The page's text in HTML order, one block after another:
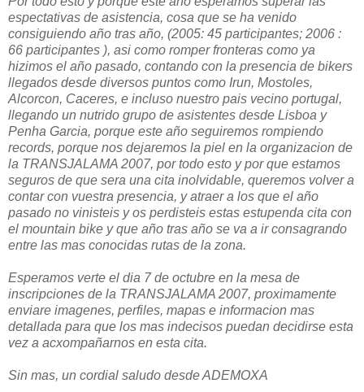
espectativas de asistencia, cosa que se ha venido
consiguiendo año tras año, (2005: 45 participantes; 2006 :
66 participantes ), asi como romper fronteras como ya
hizimos el año pasado, contando con la presencia de bikers
llegados desde diversos puntos como Irun, Mostoles,
Alcorcon, Caceres, e incluso nuestro pais vecino portugal,
llegando un nutrido grupo de asistentes desde Lisboa y
Penha Garcia, porque este año seguiremos rompiendo
records, porque nos dejaremos la piel en la organizacion de
la TRANSJALAMA 2007, por todo esto y por que estamos
seguros de que sera una cita inolvidable, queremos volver a
contar con vuestra presencia, y atraer a los que el año
pasado no vinisteis y os perdisteis estas estupenda cita con
el mountain bike y que año tras año se va a ir consagrando
entre las mas conocidas rutas de la zona.
Esperamos verte el dia 7 de octubre en la mesa de
inscripciones de la TRANSJALAMA 2007, proximamente
enviare imagenes, perfiles, mapas e informacion mas
detallada para que los mas indecisos puedan decidirse esta
vez a acxompañarnos en esta cita.
Sin mas, un cordial saludo desde ADEMOXA